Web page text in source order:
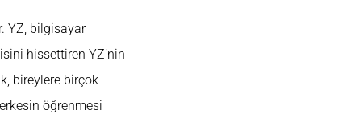
YZ, bilgisayar
hissettiren YZ’nin
bireylere birçok
öğrenmesi